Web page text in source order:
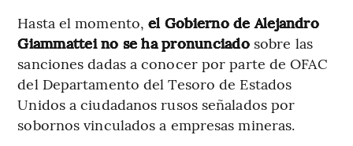
Hasta el momento,el Gobierno de Alejandro
Giammattei no se ha pronunciado sobre las
sanciones dadas a conocer por parte de OFAC
del Departamento del Tesoro de Estados
Unidos a ciudadanos rusos señalados por
sobornos vinculados a empresas mineras.